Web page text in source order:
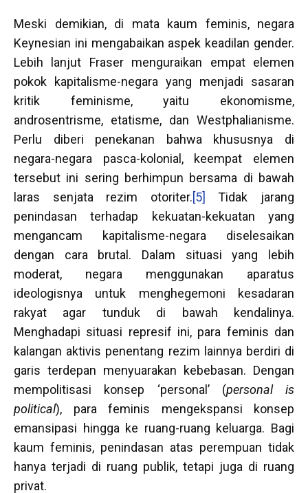
Meski demikian, di mata kaum feminis, negara
Keynesian ini mengabaikan aspek keadilan gender.
Lebih lanjut Fraser menguraikan empat elemen
pokok kapitalisme-negara yang menjadi sasaran
kritik feminisme, yaitu ekonomisme,
androsentrisme, etatisme, dan Westphalianisme.
Perlu diberi penekanan bahwa khususnya di
negara-negara pasca-kolonial, keempat elemen
tersebut ini sering berhimpun bersama di bawah
laras senjata rezim otoriter.[5]
Tidak jarang
penindasan terhadap kekuatan-kekuatan yang
mengancam kapitalisme-negara diselesaikan
dengan cara brutal. Dalam situasi yang lebih
moderat, negara menggunakan aparatus
ideologisnya untuk menghegemoni kesadaran
rakyat agar tunduk di bawah kendalinya.
Menghadapi situasi represif ini, para feminis dan
kalangan aktivis penentang rezim lainnya berdiri di
garis terdepan menyuarakan kebebasan. Dengan
mempolitisasi konsep ‘personal’ (personal is
political), para feminis mengekspansi konsep
emansipasi hingga ke ruang-ruang keluarga. Bagi
kaum feminis, penindasan atas perempuan tidak
hanya terjadi di ruang publik, tetapi juga di ruang
privat.